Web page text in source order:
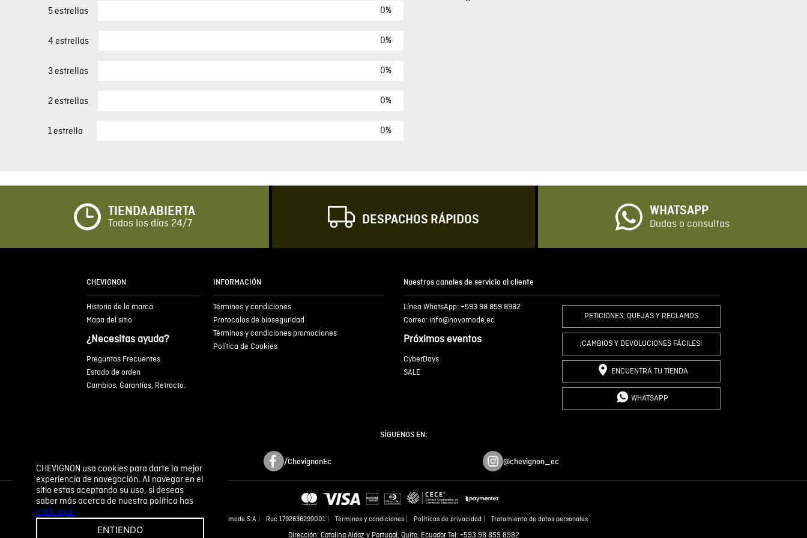
CHEVIGNON usa cookies para darte la mejor
experiencia de navegación. Al navegar en el
sitio estas aceptando su uso, si deseas
saber más acerca de nuestra política has
click aquí.
ENTIENDO
5 estrellas 0%
4 estrellas 0%
3 estrellas 0%
2 estrellas 0%
1 estrella 0%
Escribir comentario
ENVIAR COMENTARIO
TIENDA ABIERTA
Todos los días 24/7 DESPACHOS RÁPIDOS
WHATSAPP
Dudas o consultas
CHEVIGNON
Historia de la marca
Mapa del sitio
¿Necesitas ayuda?
Preguntas Frecuentes
Estado de orden
Cambios, Garantías, Retracto.
INFORMACIÓN
Términos y condiciones
Protocolos de bioseguridad
Términos y condiciones promociones
Política de Cookies
Nuestros canales de servicio al cliente
Línea WhatsApp: +593 98 859 8982
Correo: info@novomode.ec
Próximos eventos
CyberDays
SALE
PETICIONES, QUEJAS Y RECLAMOS
¡CAMBIOS Y DEVOLUCIONES FÁCILES!
ENCUENTRA TU TIENDA
WHATSAPP
SÍGUENOS EN:
/ChevignonEc @chevignon_ec
Novomode S.A Ruc 1792636299001 Términos y condiciones Políticas de privacidad Tratamiento de datos personales
Dirección: Catalina Aldaz y Portugal, Quito, Ecuador Tel: +593 98 859 8982